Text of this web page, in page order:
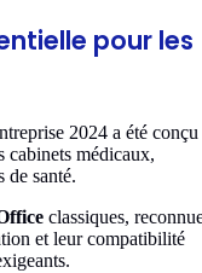
pour les
2024 a été conçu
cabinets médicaux,
de santé.
classiques,
et leur compatibilité